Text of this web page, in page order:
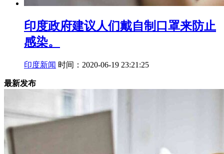
印度政府建议人们戴自制口罩来防止
感染。
印度新闻 时间：2020-06-19 23:21:25
最新发布